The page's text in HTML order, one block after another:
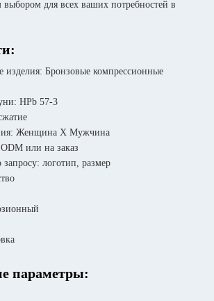
для всех ваших потребностей в
изделия: Бронзовые компрессионные
HPb 57-3
Женщина X Мужчина
или на заказ
логотип, размер
параметры: